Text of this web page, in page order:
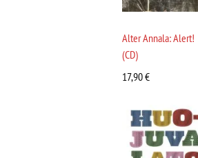
Alter Annala: Alert!
(CD)
17,90€